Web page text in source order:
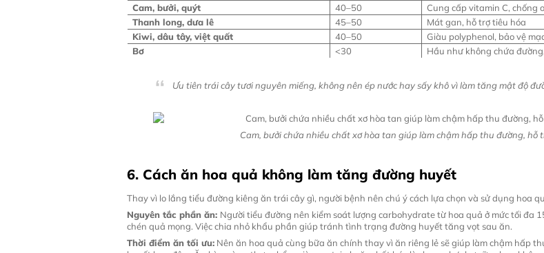
Cam, bưởi, quýt
40–50
Cung cấp vitamin C, chống
Thanh long, dưa lê
45–50
Mát gan, hỗ trợ tiêu hóa
Kiwi, dâu tây, việt quất
40–50
Giàu polyphenol, bảo vệ
Bơ
<30 Hầu như không chứa
Ưu tiên trái cây tươi nguyên miếng, không nên ép nước hay sấy khô vì làm tăng mật độ
Cam, bưởi chứa nhiều chất xơ hòa tan giúp làm chậm hấp thu đường, hỗ
6. Cách ăn hoa quả không làm tăng đường huyết
Thay vì lo lắng tiểu đường kiêng ăn trái cây gì, người bệnh nên chú ý cách lựa chọn và sử dụng hoa
Nguyên tắc phần ăn: Người tiểu đường nên kiểm soát lượng carbohydrate từ hoa quả ở mức tối đa
chén quả mọng. Việc chia nhỏ khẩu phần giúp tránh tình trạng đường huyết tăng vọt sau ăn.
Thời điểm ăn tối ưu:Nên ăn hoa quả cùng bữa ăn chính thay vì ăn riêng lẻ sẽ giúp làm chậm hấp